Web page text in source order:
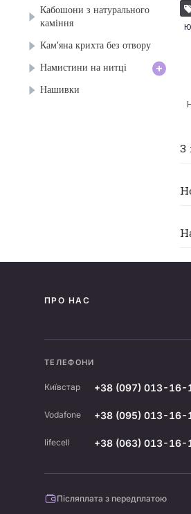
Кабошони з натурального
каміння
Кам'яна крихта без отвору
Намистини на нитці
+
Нашивки
З
ПРО НАС
ТЕЛЕФОНИ
Київстар +38 (097) 013-16-
Vodafone +38 (095) 013-16-
lifecell +38 (063) 013-16-
Післяплата з передплатою